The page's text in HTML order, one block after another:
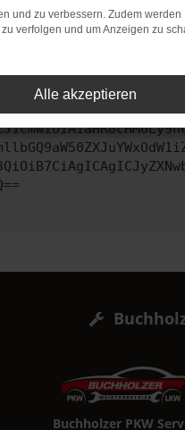
mehr unterstützt
Du kannst uns
Buchholzer PKW
und zu verbessern. Zudem werden
verfolgen und um Anzeigen zu
Alle akzeptieren